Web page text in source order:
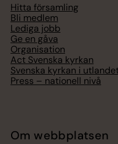
Hitta församling
Bli medlem
Lediga jobb
Ge en gåva
Organisation
Act Svenska kyrkan
Svenska kyrkan i
Press – nationell nivå
Om webbplatsen